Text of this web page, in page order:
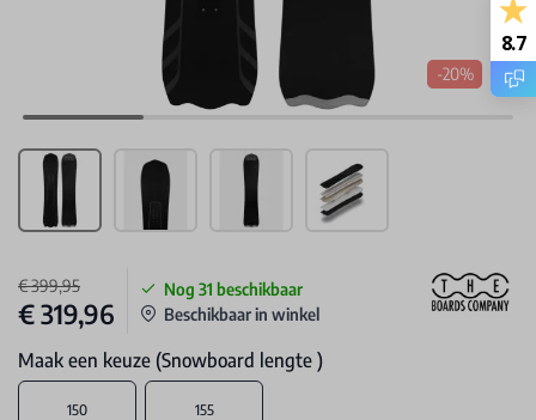
-20%
€ 399,95
€ 319,96
Nog 31 beschikbaar
Beschikbaar in winkel
Maak een keuze (Snowboard lengte )
150 155
8.7